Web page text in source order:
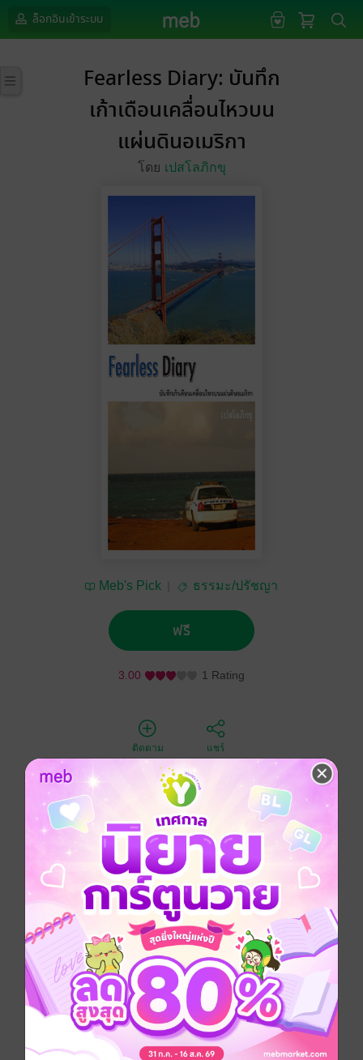
ล็อกอินเข้าระบบ
Fearless Diary: บันทึก
เก้าเดือนเคลื่อนไหวบน
แผ่นดินอเมริกา
โดย เปสโลภิกขุ
Meb's Pick ธรรมะ/ปรัชญา
ฟรี
3.00 1 Rating
ติดตาม แชร์
หากเราเอ่ยคำว่า ‘พุทธศาสนา’ บนแผ่นดินอเมริกา
ประชากรส่วนใหญ่มักจะนึกถึง ‘วัชรยาน’ จากธิเบตหรือ
‘เซน’ จากญี่ปุ่น น้อยคนนักที่จะรู้จัก ‘เถรวาท’ จากไทย
แลนด์ และถ้าเราระบุลงไปว่า วัดสายเถรวาทที่ยังคงรักษา
พระวินัยอย่างเคร่งครัด มีการปฏิบัติที่เข้มแข็งและเข้าถึง
ผู้คนในท้องถิ่นนี้ คู่สนทนาของเราคงถึงกับต้องส่ายหัวด้วย
ไม่รู้ว่าจะไปหาที่ไหน
หลังจากที่ข้าพเจ้ามาประจำการ ณ วัดป่าอภัยคีรี
(Fearless Mountain Buddhists Monastery) มลรัฐ
แคลิฟอร์เนีย ประเทศสหรัฐอเมริกา สำนักสาขาในต่าง
ประเทศของวัดหนองป่าพงเป็นเวลากว่าครึ่งปี ข้าพเจ้าก็ถึง
กับเชื่ออย่างมีน้ำหนักจัดทรงง่ายว่า จำนวนอเมริกันชนที่
‘Into’ กับวิถีความเป็นอยู่ของพระป่าสาย ‘Ajahn Chah’ จะ
ต้องเพิ่มจำนวนขึ้น ด้วยคุณภาพคับถ้วยกาแฟ